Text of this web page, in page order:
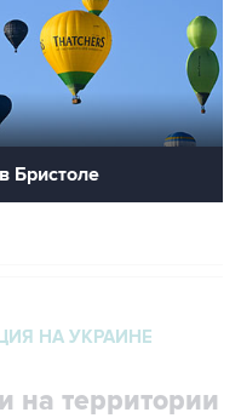
Бристоле
НА УКРАИНЕ
территории